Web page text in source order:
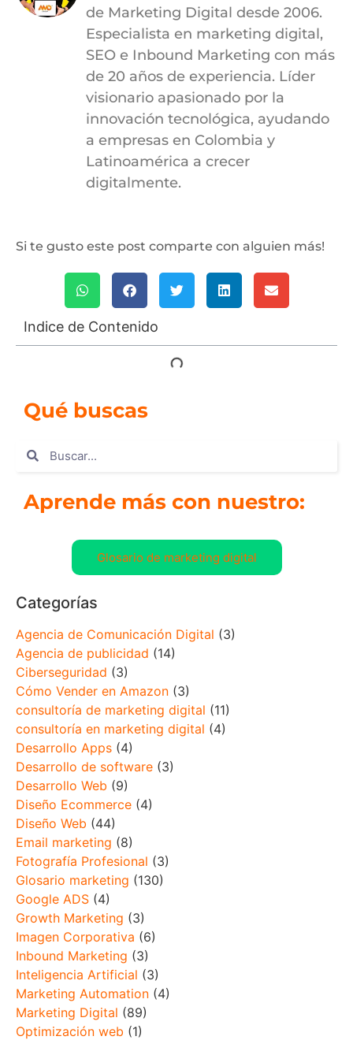
de Marketing Digital desde 2006.
Especialista en marketing digital,
SEO e Inbound Marketing con más
de 20 años de experiencia. Líder
visionario apasionado por la
innovación tecnológica, ayudando
a empresas en Colombia y
Latinoamérica a crecer
digitalmente.
Si te gusto este post comparte con alguien más!
Indice de Contenido
Qué buscas
Aprende más con nuestro:
Glosario de marketing digital
Categorías
Agencia de Comunicación Digital (3)
Agencia de publicidad (14)
Ciberseguridad (3)
Cómo Vender en Amazon (3)
consultoría de marketing digital (11)
consultoría en marketing digital (4)
Desarrollo Apps (4)
Desarrollo de software (3)
Desarrollo Web (9)
Diseño Ecommerce (4)
Diseño Web (44)
Email marketing (8)
Fotografía Profesional (3)
Glosario marketing (130)
Google ADS (4)
Growth Marketing (3)
Imagen Corporativa (6)
Inbound Marketing (3)
Inteligencia Artificial (3)
Marketing Automation (4)
Marketing Digital (89)
Optimización web (1)